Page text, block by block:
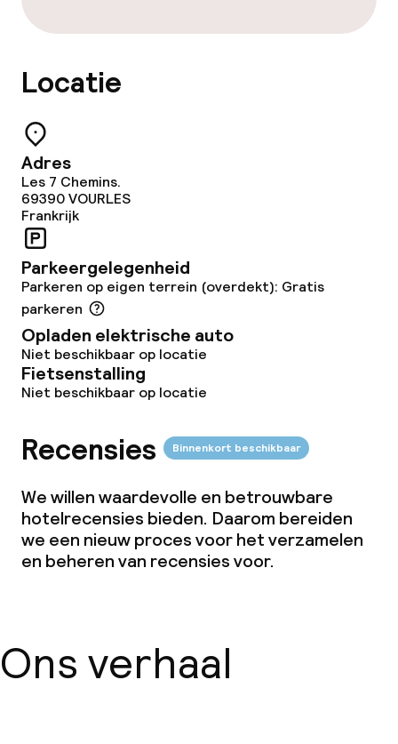
Locatie
Adres
Les 7 Chemins.
69390VOURLES
Frankrijk
Parkeergelegenheid
Parkeren op eigen terrein (overdekt): Gratis
parkeren
Opladen elektrische auto
Niet beschikbaar op locatie
Fietsenstalling
Niet beschikbaar op locatie
Recensies Binnenkort beschikbaar
We willen waardevolle en betrouwbare
hotelrecensies bieden. Daarom bereiden
we een nieuw proces voor het verzamelen
en beheren van recensies voor.
Ons verhaal